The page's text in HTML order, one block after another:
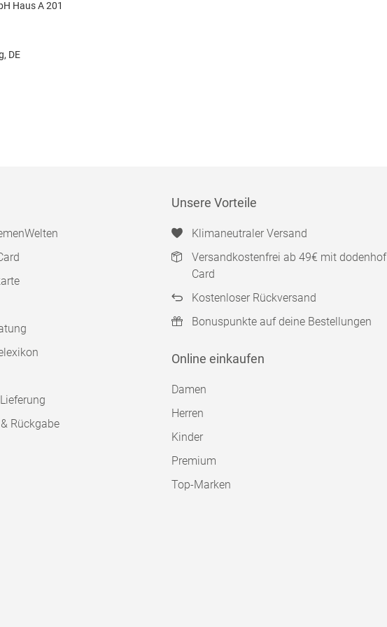
Haus A 201
DE
Rückgabe
Unsere Vorteile
Klimaneutraler Versand
Versandkostenfrei ab 49€ mit dodenhof
Card
Kostenloser Rückversand
Bonuspunkte auf deine Bestellungen
Online einkaufen
Damen
Herren
Kinder
Premium
Top-Marken